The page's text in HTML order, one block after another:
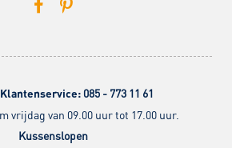
085 - 773 11 61
vrijdag van 09.00 uur tot 17.00 uur.
Kussenslopen